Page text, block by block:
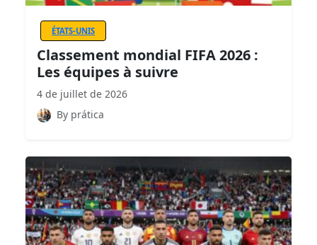
ÉTATS-UNIS
Classement mondial FIFA 2026 :
Les équipes à suivre
4 de juillet de 2026
By prática